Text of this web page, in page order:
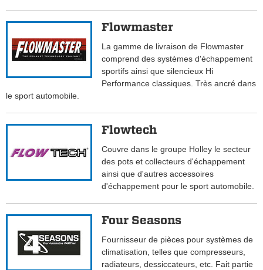
Flowmaster
La gamme de livraison de Flowmaster
comprend des systèmes d'échappement
sportifs ainsi que silencieux Hi
Performance classiques. Très ancré dans
le sport automobile.
Flowtech
Couvre dans le groupe Holley le secteur
des pots et collecteurs d'échappement
ainsi que d'autres accessoires
d'échappement pour le sport automobile.
Four Seasons
Fournisseur de pièces pour systèmes de
climatisation, telles que compresseurs,
radiateurs, dessiccateurs, etc. Fait partie